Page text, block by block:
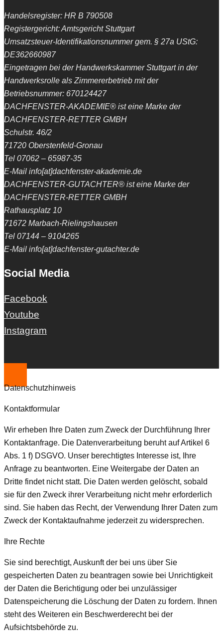
Handelsregister: HR B 790508
Registergericht: Amtsgericht Stuttgart
Umsatzsteuer-Identifikationsnummer gem. § 27a UStG:
DE362660987
Eingetragen bei der Handwerkskammer Stuttgart in der
Handwerksrolle als Zimmererbetrieb mit der
Betriebsnummer: 670124427
DACHFENSTER-AKADEMIE® ist eine Marke der
DACHFENSTER-RETTER GMBH
Schulstr. 46/2
71720 Oberstenfeld-Gronau
Tel 07062 – 65987-35
E-Mail info[at]dachfenster-akademie.de
DACHFENSTER-GUTACHTER® ist eine Marke der
DACHFENSTER-RETTER GMBH
Rathausplatz 10
71672 Marbach-Rielingshausen
Tel 07144 – 9104265
E-Mail info[at]dachfenster-gutachter.de
Social Media
Facebook
Youtube
Instagram
Datenschutzhinweis
Kontaktformular
Wir erheben Ihre Daten zum Zweck der Durchführung Ihrer
Kontaktanfrage. Die Datenverarbeitung beruht auf Artikel 6
Abs. 1 f) DSGVO. Unser berechtigtes Interesse ist, Ihre
Anfrage zu beantworten. Eine Weitergabe der Daten an
Dritte findet nicht statt. Die Daten werden gelöscht, sobald
sie für den Zweck ihrer Verarbeitung nicht mehr erforderlich
sind. Sie haben das Recht, der Verwendung Ihrer Daten zum
Zweck der Kontaktaufnahme jederzeit zu widersprechen.
Ihre Rechte
Sie sind berechtigt, Auskunft der bei uns über Sie
gespeicherten Daten zu beantragen sowie bei Unrichtigkeit
der Daten die Berichtigung oder bei unzulässiger
Datenspeicherung die Löschung der Daten zu fordern. Ihnen
steht des Weiteren ein Beschwerderecht bei der
Aufsichtsbehörde zu.